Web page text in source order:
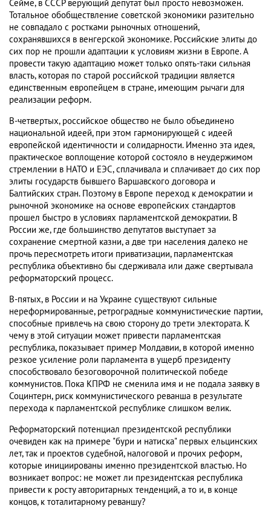
Сейме, в СССР верующий депутат был просто невозможен.
Тотальное обобществление советской экономики разительно
не совпадало с ростками рыночных отношений,
сохранявшихся в венгерской экономике. Российские элиты до
сих пор не прошли адаптации к условиям жизни в Европе. А
провести такую адаптацию может только опять-таки сильная
власть, которая по старой российской традиции является
единственным европейцем в стране, имеющим рычаги для
реализации реформ.
В-четвертых, российское общество не было объединено
национальной идеей, при этом гармонирующей с идеей
европейской идентичности и солидарности. Именно эта идея,
практическое воплощение которой состояло в неудержимом
стремлении в НАТО и ЕЭС, сплачивала и сплачивает до сих пор
элиты государств бывшего Варшавского договора и
Балтийских стран. Поэтому в Европе переход к демократии и
рыночной экономике на основе европейских стандартов
прошел быстро в условиях парламентской демократии. В
России же, где большинство депутатов выступает за
сохранение смертной казни, а две три населения далеко не
прочь пересмотреть итоги приватизации, парламентская
республика объективно бы сдерживала или даже свертывала
реформаторский процесс.
В-пятых, в России и на Украине существуют сильные
нереформированные, ретроградные коммунистические партии,
способные привлечь на свою сторону до трети электората. К
чему в этой ситуации может привести парламентская
республика, показывает пример Молдавии, в которой именно
резкое усиление роли парламента в ущерб президенту
способствовало безоговорочной политической победе
коммунистов. Пока КПРФ не сменила имя и не подала заявку в
Социнтерн, риск коммунистического реванша в результате
перехода к парламентской республике слишком велик.
Реформаторский потенциал президентской республики
очевиден как на примере "бури и натиска" первых ельцинских
лет, так и проектов судебной, налоговой и прочих реформ,
которые инициированы именно президентской властью. Но
возникает вопрос: не может ли президентская республика
привести к росту авторитарных тенденций, а то и, в конце
концов, к тоталитарному реваншу?